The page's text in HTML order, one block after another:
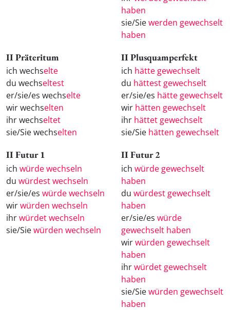
haben
sie/Siewerden gewechselt
haben
II Präteritum
ich wechselte
du wechseltest
er/sie/es wechselte
wir wechselten
ihr wechseltet
sie/Sie wechselten
II Plusquamperfekt
ich hätte gewechselt
du hättest gewechselt
er/sie/es hätte gewechselt
wir hätten gewechselt
ihr hättet gewechselt
sie/Sie hätten gewechselt
II Futur 1
ich würde wechseln
du würdest wechseln
er/sie/es würde wechseln
wirwürden wechseln
ihrwürdet wechseln
sie/Siewürden wechseln
II Futur 2
ich würde gewechselt
haben
du würdest gewechselt
haben
er/sie/es würde
gewechselt haben
wirwürden gewechselt
haben
ihrwürdet gewechselt
haben
sie/Siewürden gewechselt
haben